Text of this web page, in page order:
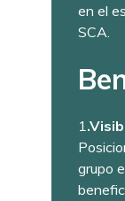
en el
SCA.
1
grupo